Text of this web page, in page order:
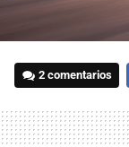
2 comentarios